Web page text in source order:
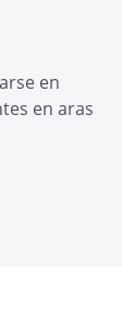
en
en aras